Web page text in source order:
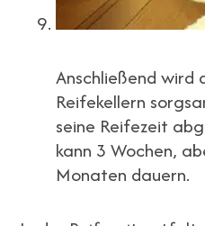
Anschließend wird
Reifekellern
seine Reifezeit
kann 3 Wochen,
Monaten dauern.